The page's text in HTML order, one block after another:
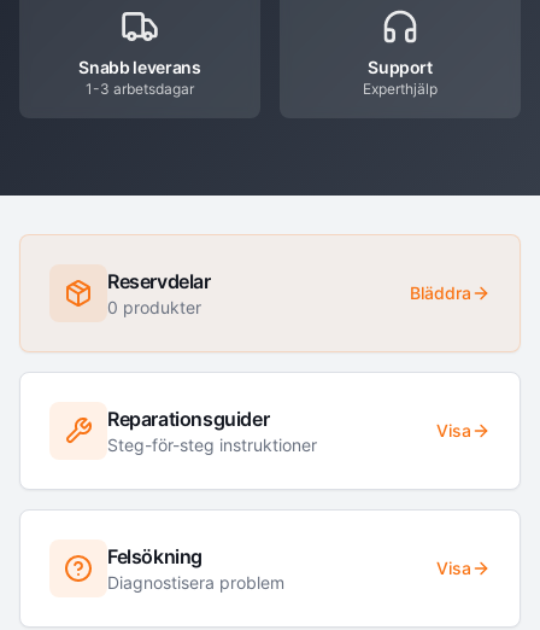
Snabb leverans
1-3 arbetsdagar
Support
Experthjälp
Reservdelar
0 produkter
Bläddra
Reparationsguider
Steg-för-steg instruktioner
Visa
Felsökning
Diagnostisera problem
Visa